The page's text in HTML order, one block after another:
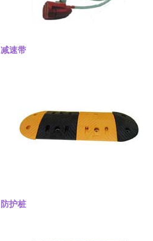
减速带
防护桩